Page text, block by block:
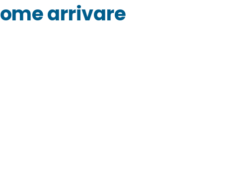
arrivare